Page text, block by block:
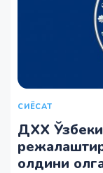
СИЁСАТ
ДХХ
олдини